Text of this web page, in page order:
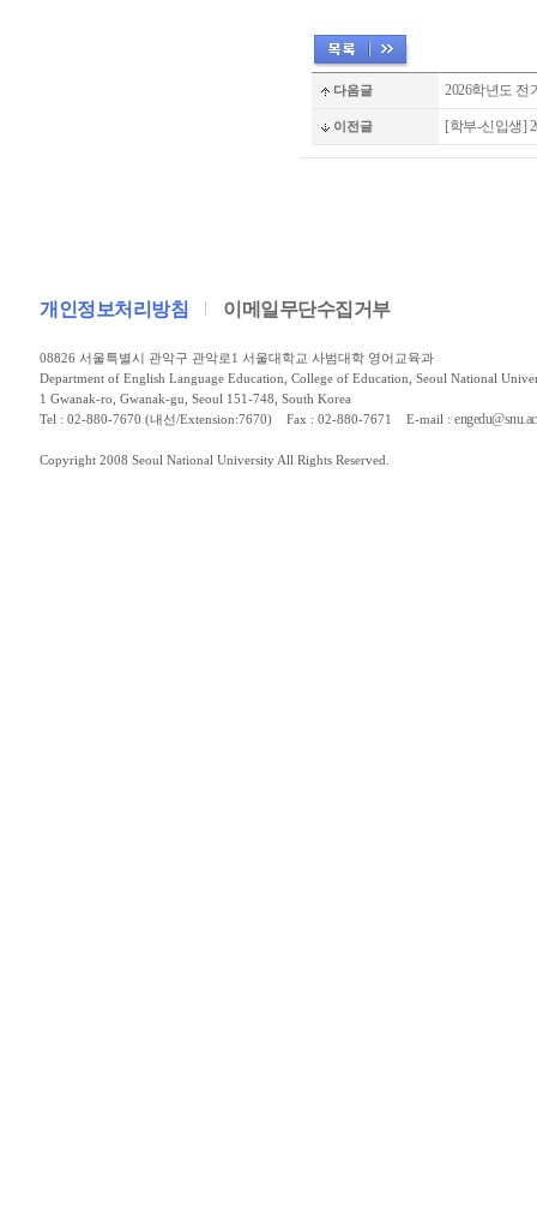
다음글 2026학년도 전
이전글 [학부-신입생]
개인정보처리방침 이메일무단수집거부
08826 서울특별시 관악구 관악로1 서울대학교 사범대학 영어교육과
Department of English Language Education, College of Education, Seoul National
1 Gwanak-ro, Gwanak-gu, Seoul 151-748, South Korea
Tel : 02-880-7670 (내선/Extension:7670) Fax : 02-880-7671 E-mail :
Copyright 2008 Seoul National University All Rights Reserved.